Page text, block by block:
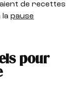
de recettes
lapause
pour